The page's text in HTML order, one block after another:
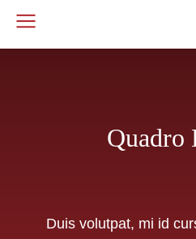
Quadro
Duis volutpat, mi id